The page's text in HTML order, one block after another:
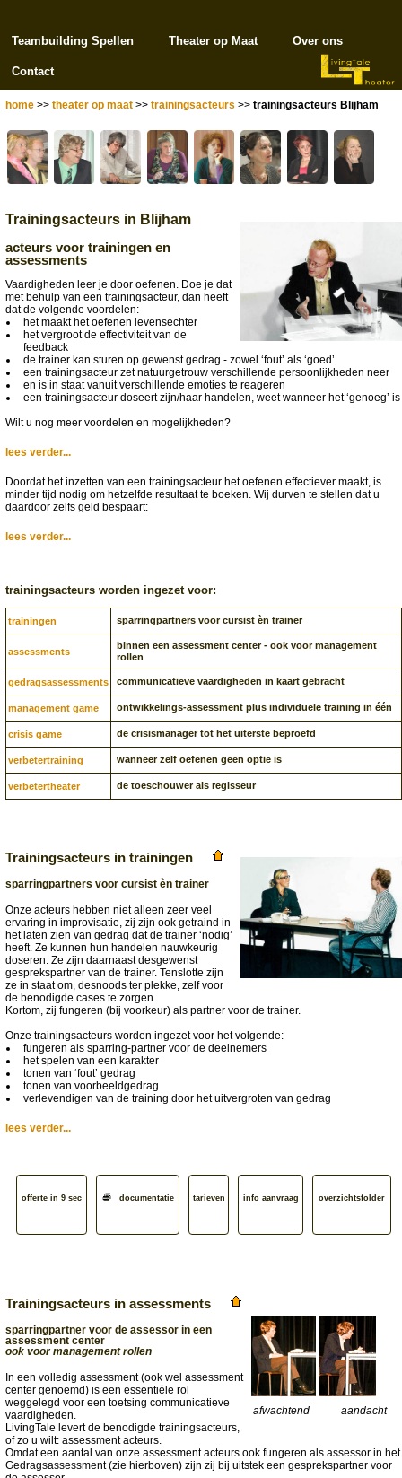
Teambuilding Spellen Theater op Maat Over ons
Contact
home >> theater op maat >> trainingsacteurs >> trainingsacteurs Blijham
Trainingsacteurs in Blijham
acteurs voor trainingen en
assessments
Vaardigheden leer je door oefenen. Doe je dat
met behulp van een trainingsacteur, dan heeft
dat de volgende voordelen:
het maakt het oefenen levensechter
het vergroot de effectiviteit van de
feedback
de trainer kan sturen op gewenst gedrag - zowel ‘fout’ als ‘goed’
een trainingsacteur zet natuurgetrouw verschillende persoonlijkheden neer
en is in staat vanuit verschillende emoties te reageren
een trainingsacteur doseert zijn/haar handelen, weet wanneer het ‘genoeg’ is
Wilt u nog meer voordelen en mogelijkheden?
lees verder...
Doordat het inzetten van een trainingsacteur het oefenen effectiever maakt, is
minder tijd nodig om hetzelfde resultaat te boeken. Wij durven te stellen dat u
daardoor zelfs geld bespaart:
lees verder...
trainingsacteurs worden ingezet voor:
trainingen sparringpartners voor cursist èn trainer
assessments
binnen een assessment center - ook voor management
rollen
gedragsassessments communicatieve vaardigheden in kaart gebracht
management game ontwikkelings-assessment plus individuele training in één
crisis game de crisismanager tot het uiterste beproefd
verbetertraining wanneer zelf oefenen geen optie is
verbetertheater de toeschouwer als regisseur
Trainingsacteurs in trainingen
sparringpartners voor cursist èn trainer
Onze acteurs hebben niet alleen zeer veel
ervaring in improvisatie, zij zijn ook getraind in
het laten zien van gedrag dat de trainer ‘nodig’
heeft. Ze kunnen hun handelen nauwkeurig
doseren. Ze zijn daarnaast desgewenst
gesprekspartner van de trainer. Tenslotte zijn
ze in staat om, desnoods ter plekke, zelf voor
de benodigde cases te zorgen.
Kortom, zij fungeren (bij voorkeur) als partner voor de trainer.
Onze trainingsacteurs worden ingezet voor het volgende:
fungeren als sparring-partner voor de deelnemers
het spelen van een karakter
tonen van ‘fout’ gedrag
tonen van voorbeeldgedrag
verlevendigen van de training door het uitvergroten van gedrag
lees verder...
offerte in 9 sec documentatie tarieven info aanvraag overzichtsfolder
afwachtend aandacht
Trainingsacteurs in assessments
sparringpartner voor de assessor in een
assessment center
ook voor management rollen
In een volledig assessment (ook wel assessment
center genoemd) is een essentiële rol
weggelegd voor een toetsing communicatieve
vaardigheden.
LivingTale levert de benodigde trainingsacteurs,
of zo u wilt: assessment acteurs.
Omdat een aantal van onze assessment acteurs ook fungeren als assessor in het
Gedragsassessment (zie hierboven) zijn zij bij uitstek een gesprekspartner voor